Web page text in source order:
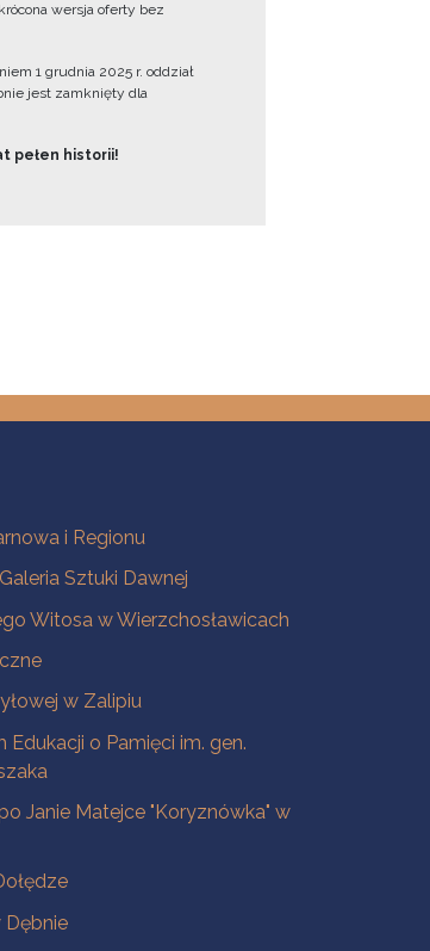
wersja oferty bez
1 grudnia 2025 r. oddział
jest zamknięty dla
pełen historii!
i Regionu
Sztuki Dawnej
Witosa w Wierzchosławicach
w Zalipiu
Edukacji o Pamięci im. gen.
Janie Matejce "Koryznówka" w
Dębnie